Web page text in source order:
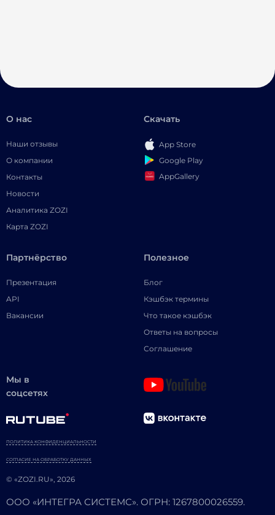
О нас
Наши отзывы
О компании
Контакты
Новости
Аналитика ZOZI
Карта ZOZI
Скачать
App Store
Google Play
AppGallery
Партнёрство
Презентация
API
Вакансии
Полезное
Блог
Кэшбэк термины
Что такое кэшбэк
Ответы на вопросы
Соглашение
Мы в
соцсетях
© «ZOZI.RU», 2026
ПОЛИТИКА КОНФИДЕНЦИАЛЬНОСТИ
СОГЛАСИЕ НА ОБРАБОТКУ ДАННЫХ
ООО «ИНТЕГРА СИСТЕМС». ОГРН: 1267800026559.